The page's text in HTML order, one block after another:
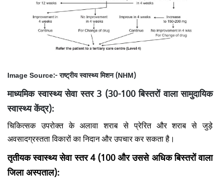
Image Source:-राष्ट्रीय स्वास्थ्य मिशन (NHM)
माध्यमिक स्वास्थ्य सेवा स्तर 3 (30-100 बिस्तरों वाला सामुदायिक
स्वास्थ्य केंद्र):
चिकित्सक उपरोक्त के अलावा शराब से प्रेरित और शराब से जुड़े
अवसादग्रस्तता विकारों का निदान और उपचार कर सकता है।
तृतीयक स्वास्थ्य सेवा स्तर 4 (100 और उससे अधिक बिस्तरों वाला
जिला अस्पताल):